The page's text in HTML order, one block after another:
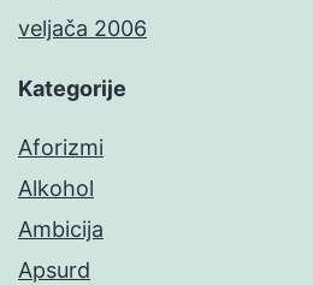
veljača 2006
Kategorije
Aforizmi
Alkohol
Ambicija
Apsurd